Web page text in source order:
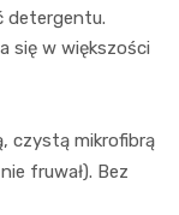
detergentu.
się w większości
czystą mikrofibrą
fruwał). Bez